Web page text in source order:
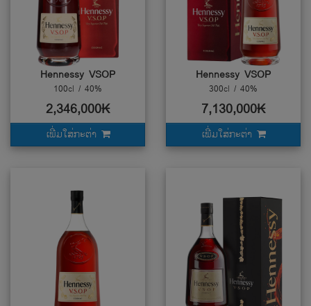
Hennessy VSOP
100cl / 40%
2,346,000₭
ເພີ່ມໃສ່ກະຕ່າ
Hennessy VSOP
300cl / 40%
7,130,000₭
ເພີ່ມໃສ່ກະຕ່າ